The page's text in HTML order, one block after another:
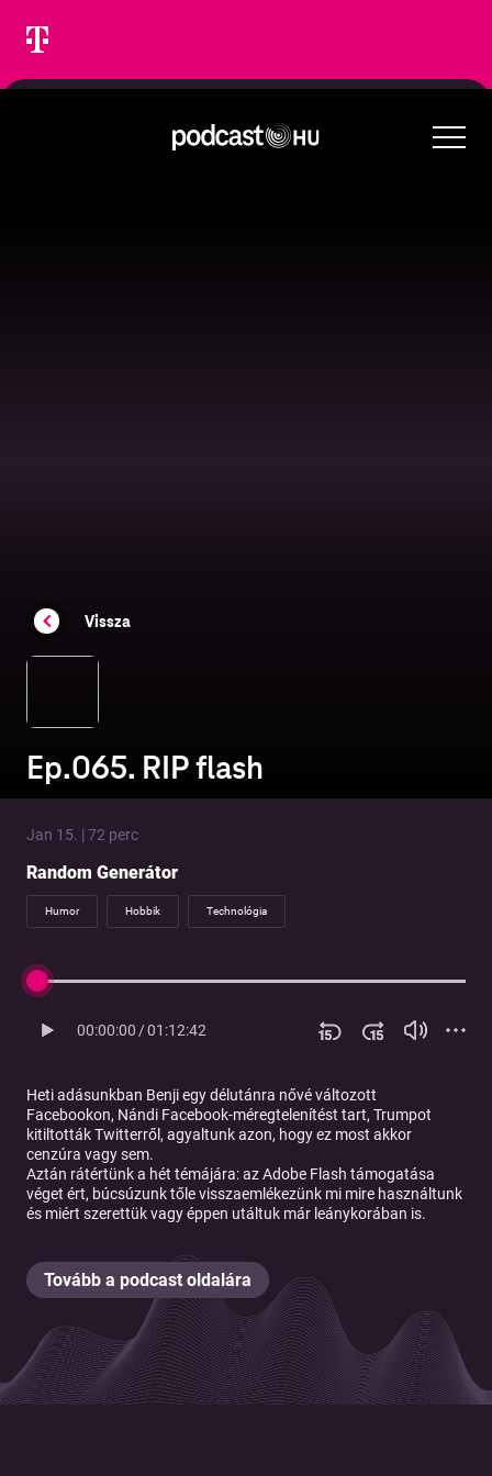
Vissza
Ep.065. RIP flash
Jan 15. | 72 perc
Random Generátor
Humor Hobbik Technológia
00:00:00/01:12:42
Heti adásunkban Benji egy délutánra nővé változott
Facebookon, Nándi Facebook-méregtelenítést tart, Trumpot
kitiltották Twitterről, agyaltunk azon, hogy ez most akkor
cenzúra vagy sem.
Aztán rátértünk a hét témájára:az Adobe Flash támogatása
véget ért, búcsúzunk tőle visszaemlékezünk mi mire használtunk
és miért szerettük vagy éppen utáltuk már leánykorában is.
Tovább a podcast oldalára